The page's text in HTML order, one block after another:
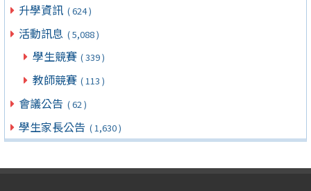
升學資訊 ( 624 )
活動訊息 ( 5,088 )
學生競賽 ( 339 )
教師競賽 ( 113 )
會議公告 ( 62 )
學生家長公告 ( 1,630 )